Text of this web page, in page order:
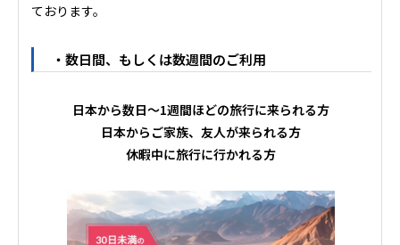
ております。
・数日間、もしくは数週間のご利用
日本から数日～1週間ほどの旅行に来られる方
日本からご家族、友人が来られる方
休暇中に旅行に行かれる方